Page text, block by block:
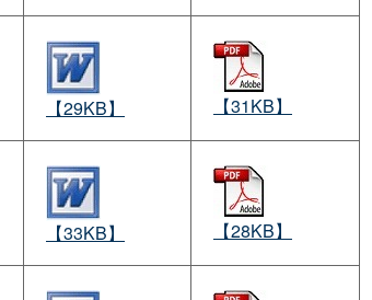
【29KB】
【31KB】
【33KB】
【28KB】